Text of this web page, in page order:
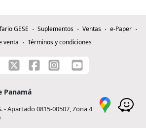
GESE Suplementos Ventas
e-Paper
venta
Términos y condiciones
Panamá
- Apartado 0815-00507, Zona 4